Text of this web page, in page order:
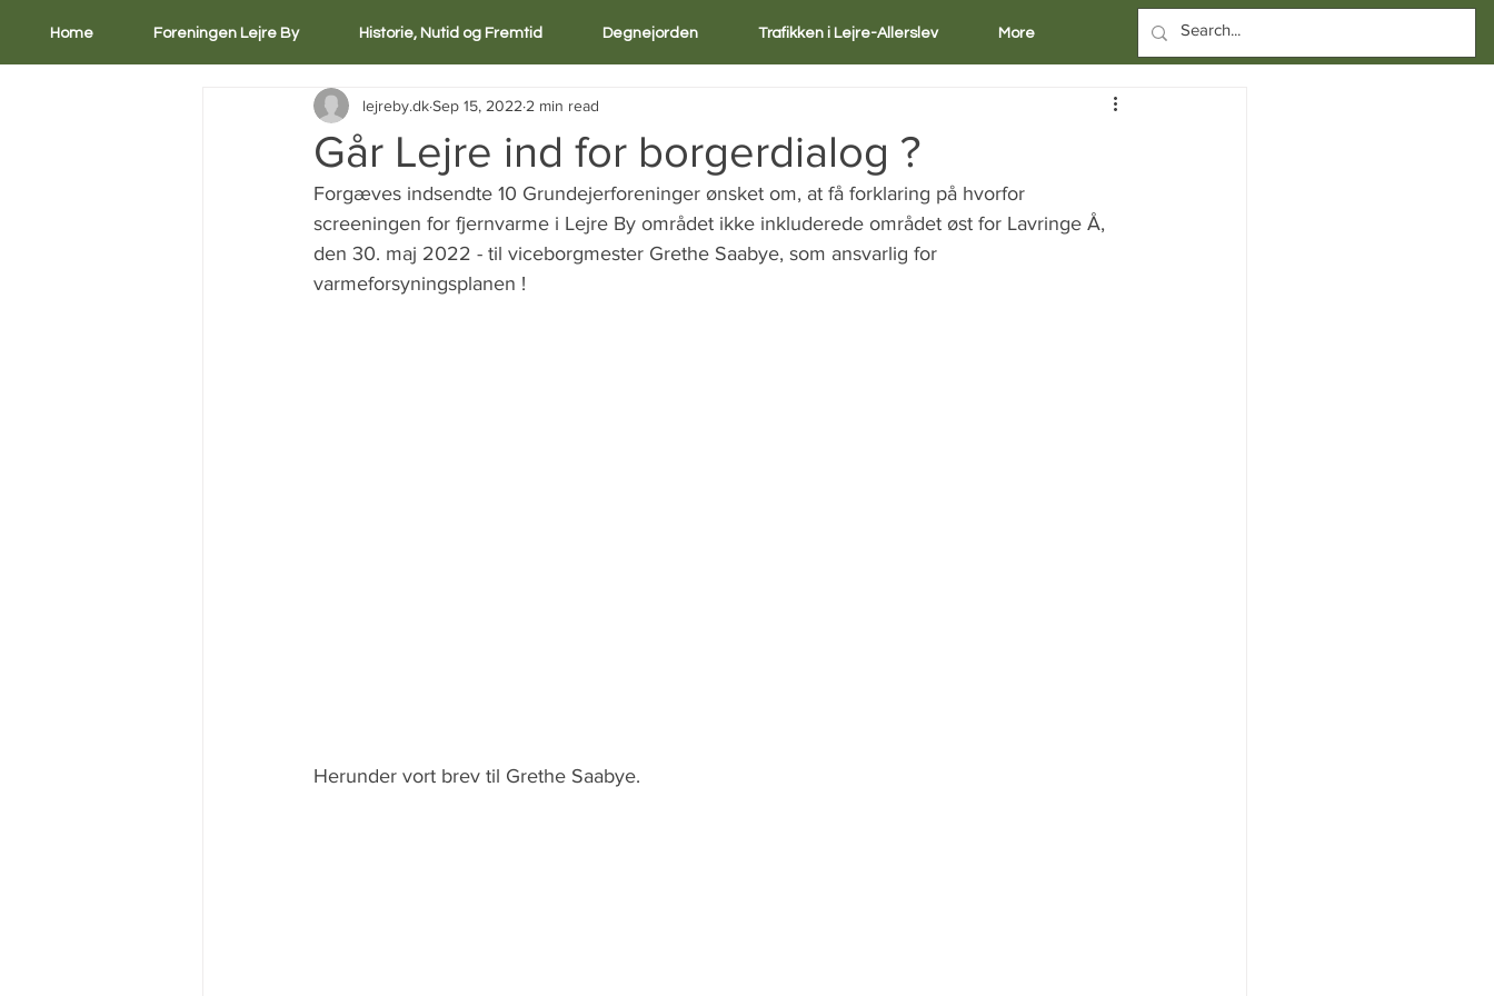
Home Foreningen Lejre By Historie, Nutid og Fremtid Degnejorden Trafikken i Lejre-Allerslev More
Går Lejre ind for borgerdialog ?
lejreby.dkSep 15, 2022 2 min read
Forgæves indsendte 10 Grundejerforeninger ønsket om, at få forklaring på hvorfor
screeningen for fjernvarme i Lejre By området ikke inkluderede området øst for Lavringe Å,
den 30. maj 2022 - til viceborgmester Grethe Saabye, som ansvarlig for
varmeforsyningsplanen !
Herunder vort brev til Grethe Saabye.